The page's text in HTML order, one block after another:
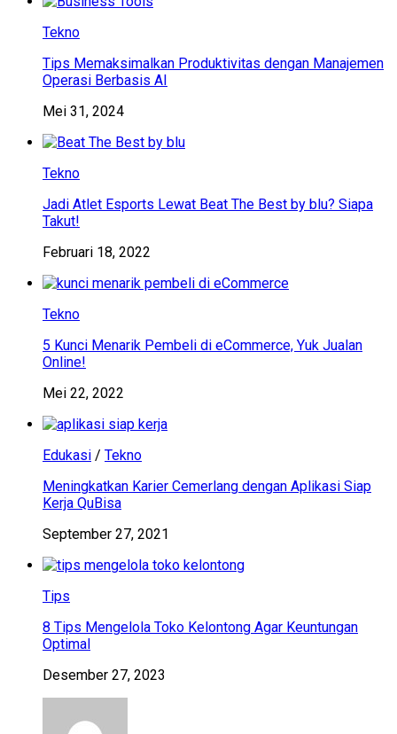
Tekno
Tips Memaksimalkan Produktivitas dengan Manajemen
Operasi Berbasis AI
Mei 31, 2024
Tekno
Jadi Atlet Esports Lewat Beat The Best by blu? Siapa
Takut!
Februari 18, 2022
Tekno
5 Kunci Menarik Pembeli di eCommerce, Yuk Jualan
Online!
Mei 22, 2022
Edukasi / Tekno
Meningkatkan Karier Cemerlang dengan Aplikasi Siap
Kerja QuBisa
September 27, 2021
Tips
8 Tips Mengelola Toko Kelontong Agar Keuntungan
Optimal
Desember 27, 2023